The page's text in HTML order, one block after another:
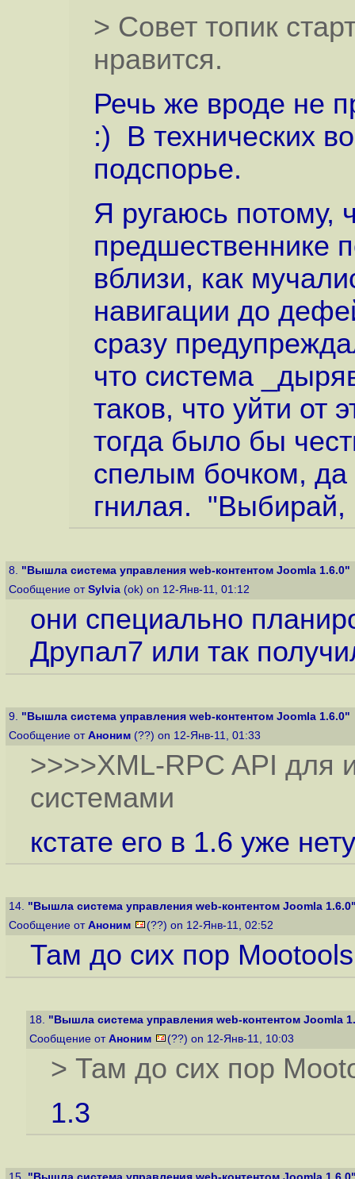
> Совет топик
нравится.
Речь же вроде не
:) В технических
подспорье.
Я ругаюсь потому,
предшественнике
вблизи, как
навигации до
сразу
что система
таков, что уйти от
тогда было бы
спелым бочком, да
гнилая. "Выбирай,
8. "Вышла система управления web-контентом Joomla 1.6.0"
Сообщение от Sylvia (ok) on 12-Янв-11, 01:12
они специально
Друпал7 или так
9. "Вышла система управления web-контентом Joomla 1.6.0"
Сообщение от Аноним (??) on 12-Янв-11, 01:33
>>>>XML-RPC API для
системами
кстате его в 1.6 уже нету
14. "Вышла система управления web-контентом Joomla
Сообщение от Аноним (??) on 12-Янв-11, 02:52
Там до сих пор
18. "Вышла система управления web-контентом Joomla
Сообщение от Аноним (??) on 12-Янв-11, 10:03
> Там до сих пор
1.3